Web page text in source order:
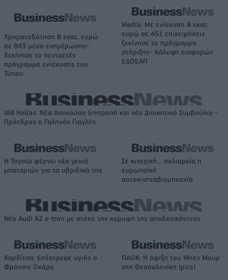
Χρηματοδότηση 8 εκατ. ευρώ
σε 843 μέσα ενημέρωσης-
Ξεκίνησε το πενταετές
πρόγραμμα ενίσχυσης του
Τύπου
Media: Με ενίσχυση 8 εκατ.
ευρώ σε 451 επιχειρήσεις
ξεκίνησε το πρόγραμμα
στήριξης- Κάλυψη εισφορών
ΕΔΟΕΑΠ
IAB Hellas: Νέα Διοικούσα Επιτροπή και νέο Διοικητικό Συμβούλιο -
Πρόεδρος ο Γαληνός Γιαγλής
Η Toyota φέρνει νέα γενιά
μπαταριών για τα υβριδικά της
Σε κινεζική… πολιορκία η
ευρωπαϊκή
αυτοκινητοβιομηχανία
Νέο Audi A2 e-tron με στόχο την κορυφή της αποδοτικότητας
Καρδίτσα: Επέστρεψε υγιής ο
Φράνσις Οκόρο
ΠΑΟΚ: Η άφιξη του Μπεν Μουρ
στη Θεσσαλονίκη (pics)